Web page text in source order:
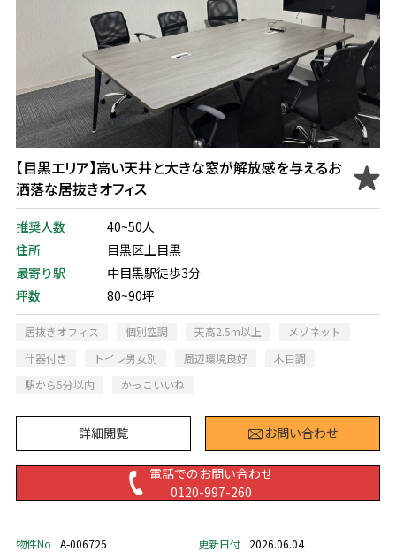
【目黒エリア】高い天井と大きな窓が解放感を与えるお
洒落な居抜きオフィス
推奨人数
40~50人
住所
目黒区上目黒
最寄り駅
中目黒駅徒歩3分
坪数
80~90坪
居抜きオフィス 個別空調 天高2.5m以上
メゾネット
什器付き
トイレ男女別 周辺環境良好
木目調
駅から5分以内
かっこいいね
詳細閲覧 お問い合わせ
電話でのお問い合わせ
0120-997-260
物件No A-006725 更新日付 2026.06.04